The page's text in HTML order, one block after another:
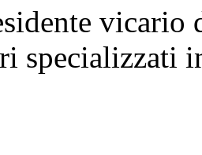
vicario
specializzati